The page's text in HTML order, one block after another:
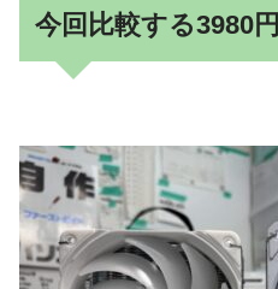
今回比較する3980